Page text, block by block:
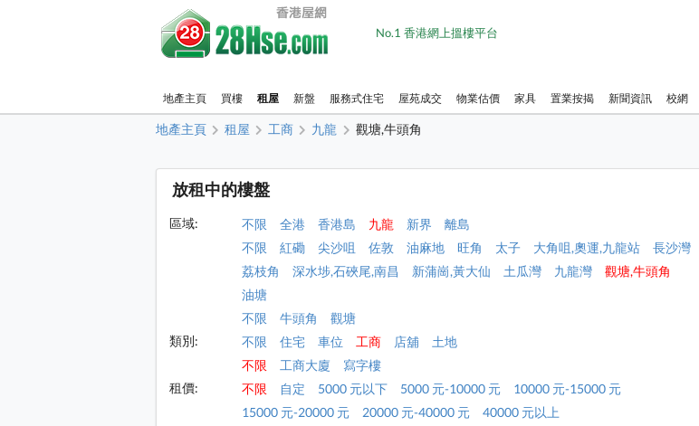
No.1 香港網上搵樓平台
地產主頁 買樓 租屋 新盤 服務式住宅 屋苑成交 物業估價 家具 置業按揭 新聞資訊 校網
地產主頁 租屋 工商 九龍 觀塘,牛頭角
放租中的樓盤
區域: 不限 全港 香港島 九龍 新界
離島
不限
紅磡 尖沙咀 佐敦 油麻地 旺角 太子 大角咀,奧運,九龍站
長沙灣
荔枝角
深水埗,石硤尾,南昌 新蒲崗,黃大仙 土瓜灣 九龍灣
觀塘,牛頭角
油塘
不限
牛頭角
觀塘
類別:
不限 住宅 車位 工商 店舖
土地
不限
工商大廈
寫字樓
租價:
不限 自定 5000 元以下 5000 元-10000 元
10000 元-15000 元
15000 元-20000 元
20000 元-40000 元
40000 元以上